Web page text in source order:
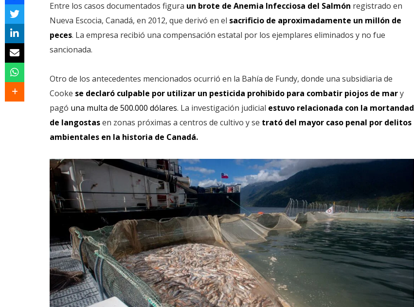
Entre los casos documentados figura un brote de Anemia Infecciosa del Salmón registrado en
Nueva Escocia, Canadá, en 2012, que derivó en el sacrificio de aproximadamente un millón de
peces. La empresa recibió una compensación estatal por los ejemplares eliminados y no fue
sancionada.
Otro de los antecedentes mencionados ocurrió en la Bahía de Fundy, donde una subsidiaria de
Cooke se declaró culpable por utilizar un pesticida prohibido para combatir piojos de mary
pagó una multa de 500.000 dólares. La investigación judicial estuvo relacionada con la mortandad
de langostasen zonas próximas a centros de cultivo y se trató del mayor caso penal por delitos
ambientales en la historia de Canadá.